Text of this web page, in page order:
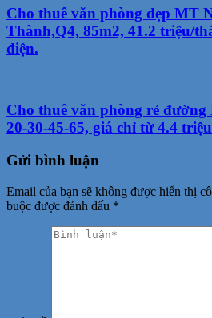
Cho thuê văn phòng đẹp MT
Thành,Q4, 85m2, 41.2 triệu/
điện.
Cho thuê văn phòng rẻ
20-30-45-65, giá chỉ từ 4.4
Gửi bình luận
Email của bạn sẽ không được hiển thị
buộc được đánh dấu *